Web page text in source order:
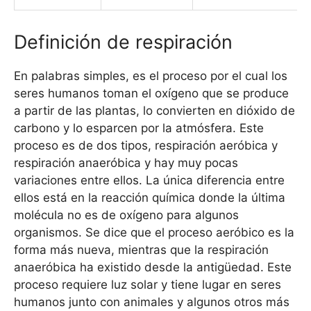
Definición de respiración
En palabras simples, es el proceso por el cual los
seres humanos toman el oxígeno que se produce
a partir de las plantas, lo convierten en dióxido de
carbono y lo esparcen por la atmósfera. Este
proceso es de dos tipos, respiración aeróbica y
respiración anaeróbica y hay muy pocas
variaciones entre ellos. La única diferencia entre
ellos está en la reacción química donde la última
molécula no es de oxígeno para algunos
organismos. Se dice que el proceso aeróbico es la
forma más nueva, mientras que la respiración
anaeróbica ha existido desde la antigüedad. Este
proceso requiere luz solar y tiene lugar en seres
humanos junto con animales y algunos otros más